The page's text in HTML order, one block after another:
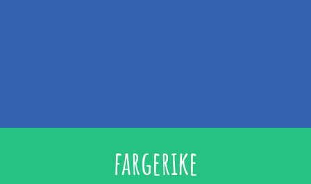
fargerike